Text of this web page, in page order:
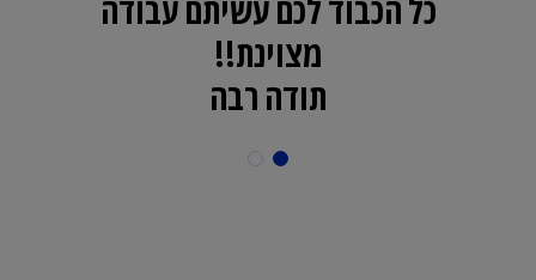
כל הכבוד לכם עשיתם עבודה
מצוינת!!
תודה רבה